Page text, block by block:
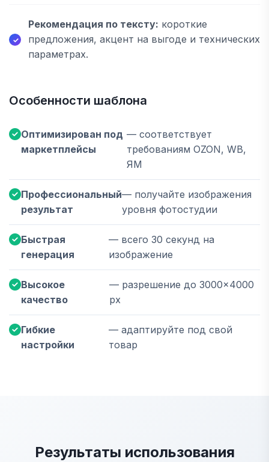
Рекомендация по тексту: короткие
предложения, акцент на выгоде и технических
параметрах.
Особенности шаблона
Оптимизирован под
маркетплейсы
— соответствует
требованиям OZON, WB,
ЯМ
Профессиональный
результат
— получайте изображения
уровня фотостудии
Быстрая
генерация
— всего 30 секунд на
изображение
Высокое
качество
— разрешение до 3000×4000
px
Гибкие
настройки
— адаптируйте под свой
товар
Результаты использования